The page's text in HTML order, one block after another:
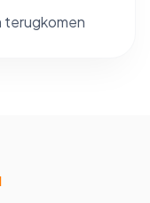
terugkomen